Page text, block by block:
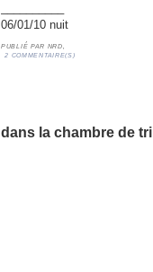
06/01/10 nuit
PUBLIÉ PAR NRD,
2 COMMENTAIRE(S)
dans la chambre de tri